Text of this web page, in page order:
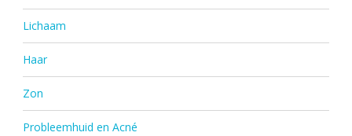
Lichaam
Haar
Zon
Probleemhuid en Acné